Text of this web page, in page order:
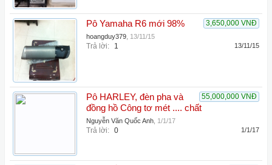
3,650,000 VNĐ
Pô Yamaha R6 mới 98%
hoangduy379 13/11/15
Trả lời: 1 13/11/15
55,000,000 VNĐ
Pô HARLEY, đèn pha và
đồng hồ Công tơ mét .... chất
Nguyễn Văn Quốc Anh 1/1/17
Trả lời: 0 1/1/17